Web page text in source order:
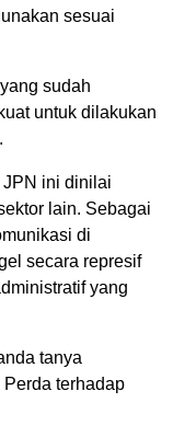
sesuai
sudah
untuk dilakukan
JPN ini dinilai
lain. Sebagai
di
secara represif
yang
tanya
terhadap